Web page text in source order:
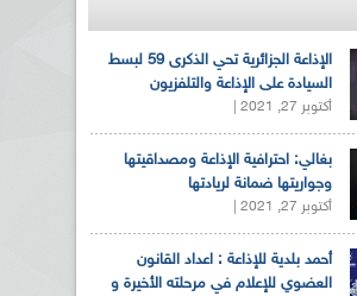
الإذاعة الجزائرية تحي الذكرى 59 لبسط
السيادة على الإذاعة والتلفزيون
أكتوبر 27, 2021 |
بغالي: احترافية الإذاعة ومصداقيتها
وجواريتها ضمانة لريادتها
أكتوبر 27, 2021 |
أحمد بلدية للإذاعة : اعداد القانون
العضوي للإعلام في مرحلته الأخيرة و